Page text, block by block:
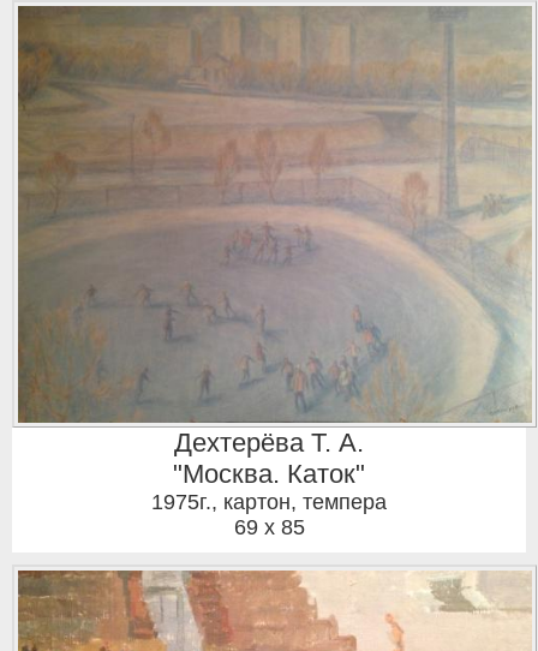
Дехтерёва Т. А.
"Москва. Каток"
1975г., картон, темпера
69 x 85